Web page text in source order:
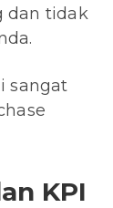
dan tidak
sangat
KPI